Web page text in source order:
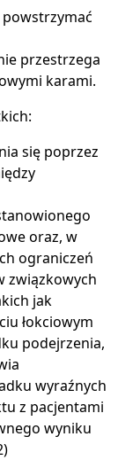
przestrzega
karami.
się poprzez
oraz, w
ograniczeń
związkowych
jak
łokciowym
podejrzenia,
wyraźnych
z pacjentami
wyniku